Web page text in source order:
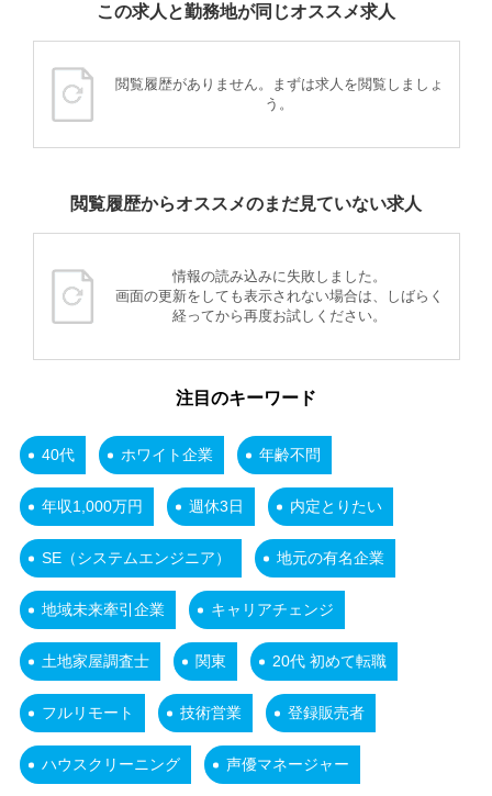
この求人と勤務地が同じオススメ求人
閲覧履歴がありません。まずは求人を閲覧しましょ
う。
閲覧履歴からオススメのまだ見ていない求人
情報の読み込みに失敗しました。
画面の更新をしても表示されない場合は、しばらく
経ってから再度お試しください。
注目のキーワード
40代 ホワイト企業 年齢不問
年収1,000万円 週休3日 内定とりたい
SE（システムエンジニア） 地元の有名企業
地域未来牽引企業 キャリアチェンジ
土地家屋調査士 関東 20代 初めて転職
フルリモート 技術営業 登録販売者
ハウスクリーニング 声優マネージャー